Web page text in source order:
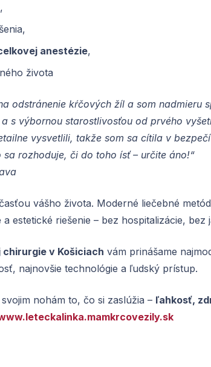
,
anestézie,
života
odstránenie kŕčových žíl a som nadmieru
s výbornou starostlivosťou od prvého
vysvetlili, takže som sa cítila v
rozhoduje, či do toho ísť – určite áno!“
vášho života. Moderné liečebné
estetické riešenie – bez hospitalizácie, bez
v Košiciach vám prinášame
najnovšie technológie a ľudský prístup.
nohám to, čo si zaslúžia – ľahkosť,